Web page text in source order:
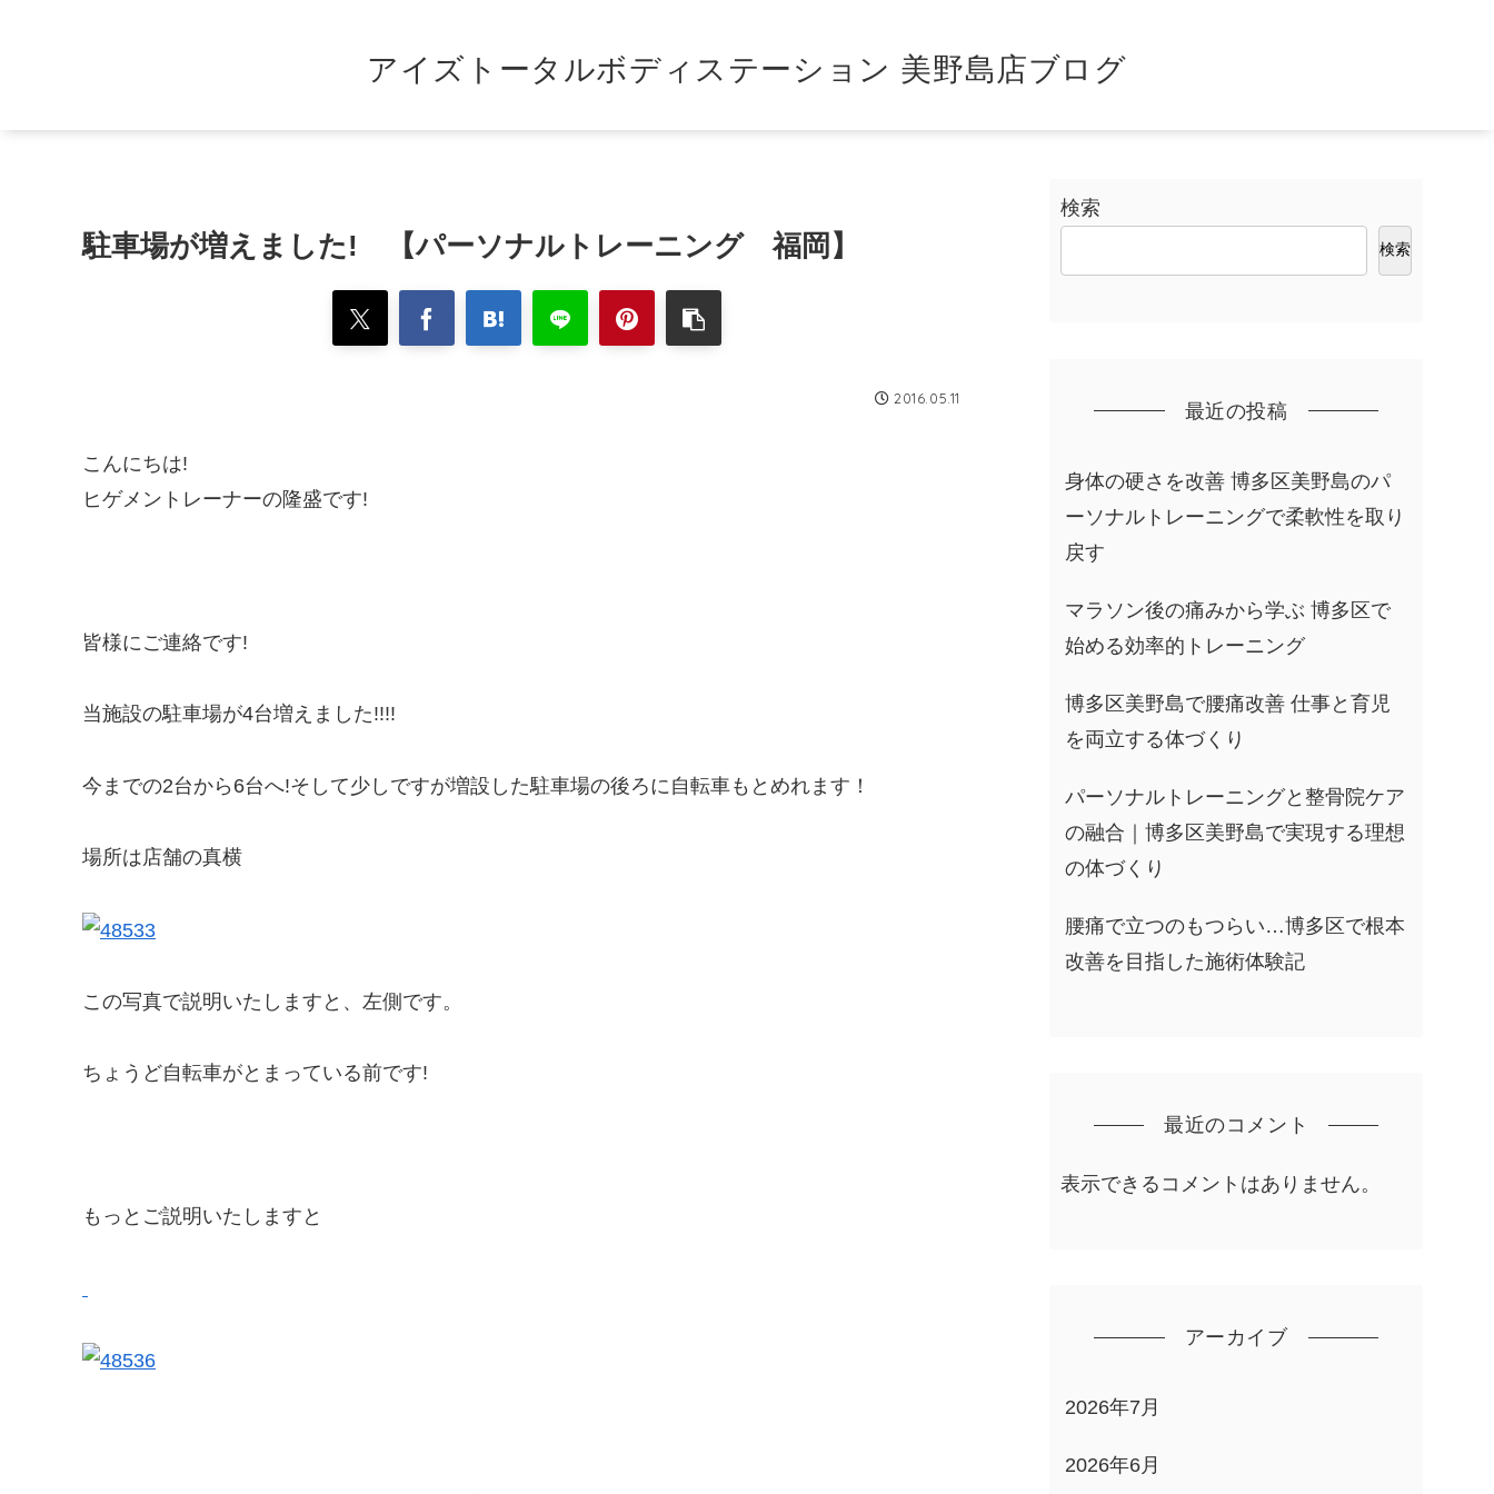
アイズトータルボディステーション 美野島店ブログ
駐車場が増えました! 【パーソナルトレーニング 福岡】
2016.05.11
こんにちは!
ヒゲメントレーナーの隆盛です!
皆様にご連絡です!
当施設の駐車場が4台増えました!!!!
今までの2台から6台へ!そして少しですが増設した駐車場の後ろに自転車もとめれます！
場所は店舗の真横
この写真で説明いたしますと、左側です。
ちょうど自転車がとまっている前です!
もっとご説明いたしますと
検索
検索
最近の投稿
身体の硬さを改善 博多区美野島のパ
ーソナルトレーニングで柔軟性を取り
戻す
マラソン後の痛みから学ぶ 博多区で
始める効率的トレーニング
博多区美野島で腰痛改善 仕事と育児
を両立する体づくり
パーソナルトレーニングと整骨院ケア
の融合｜博多区美野島で実現する理想
の体づくり
腰痛で立つのもつらい…博多区で根本
改善を目指した施術体験記
最近のコメント
表示できるコメントはありません。
アーカイブ
2026年7月
2026年6月